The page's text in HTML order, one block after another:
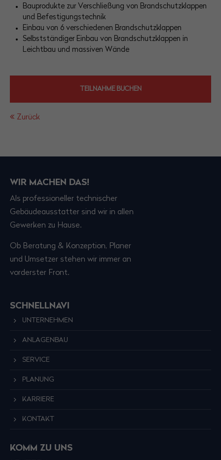
Bauprodukte zur Verschließung von Brandschutzklappen
und Befestigungstechnik
Einbau von 6 verschiedenen Brandschutzklappen
Selbstständiger Einbau von Brandschutzklappen in
Leichtbau und massiven Wände
TEILNAHME BUCHEN
Zurück
WIR MACHEN DAS!
Als professioneller technischer
Gebäudeausstatter sind wir in allen
Gewerken zu Hause.
Ob Beratung & Konzeption, Planer
und Umsetzer stehen wir immer an
vorderster Front.
SCHNELLNAVI
UNTERNEHMEN
ANLAGENBAU
SERVICE
PLANUNG
KARRIERE
KONTAKT
KOMM ZU UNS